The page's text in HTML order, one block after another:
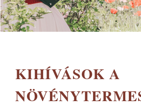
KIHÍVÁSOK A